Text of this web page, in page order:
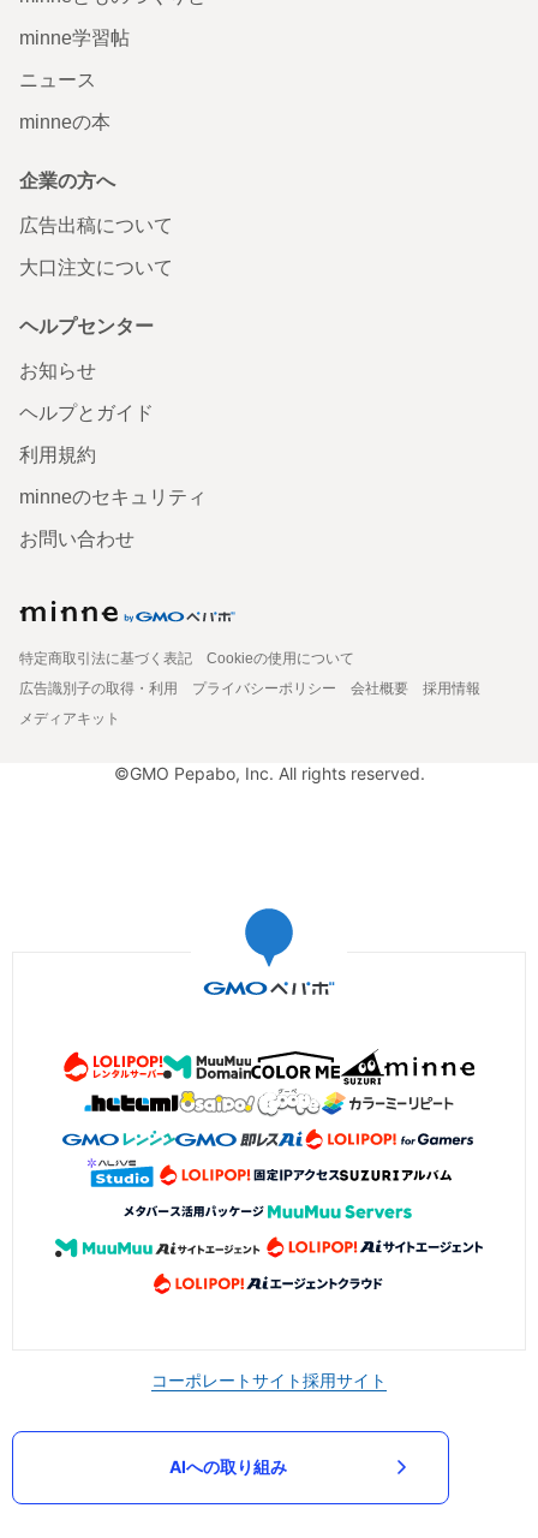
minne学習帖
ニュース
minneの本
企業の方へ
広告出稿について
大口注文について
ヘルプセンター
お知らせ
ヘルプとガイド
利用規約
minneのセキュリティ
お問い合わせ
特定商取引法に基づく表記
Cookieの使用について
広告識別子の取得・利用
プライバシーポリシー 会社概要
採用情報
メディアキット
©GMO Pepabo, Inc. All rights reserved.
コーポレートサイト採用サイト
AIへの取り組み